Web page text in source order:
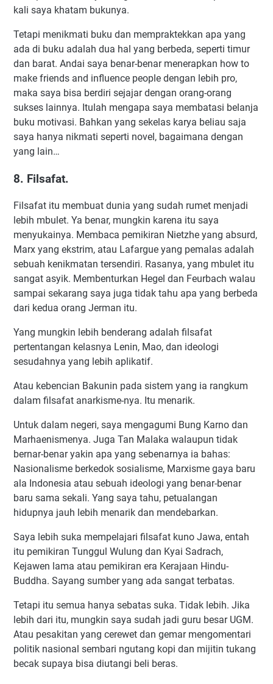
kali saya khatam bukunya.
Tetapi menikmati buku dan mempraktekkan apa yang
ada di buku adalah dua hal yang berbeda, seperti timur
dan barat. Andai saya benar-benar menerapkan how to
make friends and influence people dengan lebih pro,
maka saya bisa berdiri sejajar dengan orang-orang
sukses lainnya. Itulah mengapa saya membatasi belanja
buku motivasi. Bahkan yang sekelas karya beliau saja
saya hanya nikmati seperti novel, bagaimana dengan
yang lain…
8. Filsafat.
Filsafat itu membuat dunia yang sudah rumet menjadi
lebih mbulet. Ya benar, mungkin karena itu saya
menyukainya. Membaca pemikiran Nietzhe yang absurd,
Marx yang ekstrim, atau Lafargue yang pemalas adalah
sebuah kenikmatan tersendiri. Rasanya, yang mbulet itu
sangat asyik. Membenturkan Hegel dan Feurbach walau
sampai sekarang saya juga tidak tahu apa yang berbeda
dari kedua orang Jerman itu.
Yang mungkin lebih benderang adalah filsafat
pertentangan kelasnya Lenin, Mao, dan ideologi
sesudahnya yang lebih aplikatif.
Atau kebencian Bakunin pada sistem yang ia rangkum
dalam filsafat anarkisme-nya. Itu menarik.
Untuk dalam negeri, saya mengagumi Bung Karno dan
Marhaenismenya. Juga Tan Malaka walaupun tidak
bernar-benar yakin apa yang sebenarnya ia bahas:
Nasionalisme berkedok sosialisme, Marxisme gaya baru
ala Indonesia atau sebuah ideologi yang benar-benar
baru sama sekali. Yang saya tahu, petualangan
hidupnya jauh lebih menarik dan mendebarkan.
Saya lebih suka mempelajari filsafat kuno Jawa, entah
itu pemikiran Tunggul Wulung dan Kyai Sadrach,
Kejawen lama atau pemikiran era Kerajaan Hindu-
Buddha. Sayang sumber yang ada sangat terbatas.
Tetapi itu semua hanya sebatas suka. Tidak lebih. Jika
lebih dari itu, mungkin saya sudah jadi guru besar UGM.
Atau pesakitan yang cerewet dan gemar mengomentari
politik nasional sembari ngutang kopi dan mijitin tukang
becak supaya bisa diutangi beli beras.